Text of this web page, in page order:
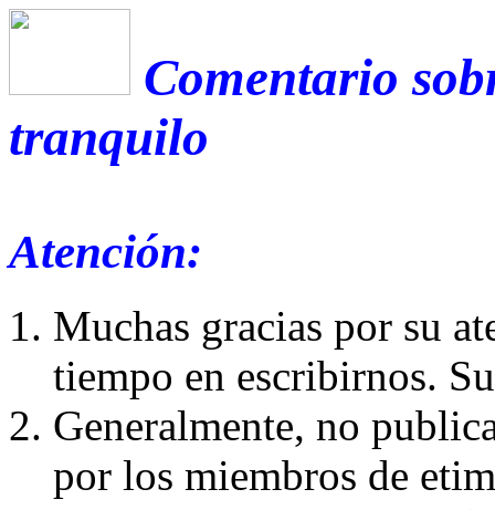
Comentario
tranquilo
Atención:
Muchas gracias por su
tiempo en escribirnos.
Generalmente, no
por los miembros de